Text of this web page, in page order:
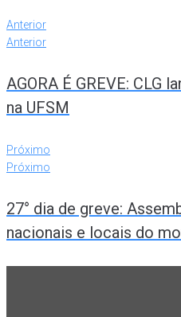
Anterior
Anterior
AGORA É GREVE: CLG
na UFSM
Próximo
Próximo
27° dia de greve:
nacionais e locais do